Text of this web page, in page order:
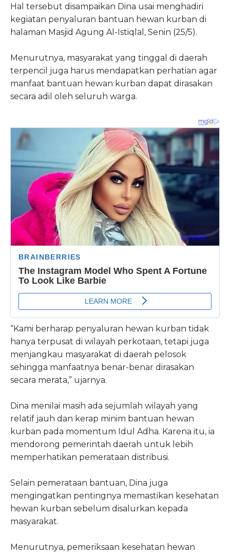
Hal tersebut disampaikan Dina usai menghadiri
kegiatan penyaluran bantuan hewan kurban di
halaman Masjid Agung Al-Istiqlal, Senin (25/5).
Menurutnya, masyarakat yang tinggal di daerah
terpencil juga harus mendapatkan perhatian agar
manfaat bantuan hewan kurban dapat dirasakan
secara adil oleh seluruh warga.
“Kami berharap penyaluran hewan kurban tidak
hanya terpusat di wilayah perkotaan, tetapi juga
menjangkau masyarakat di daerah pelosok
sehingga manfaatnya benar-benar dirasakan
secara merata,” ujarnya.
Dina menilai masih ada sejumlah wilayah yang
relatif jauh dan kerap minim bantuan hewan
kurban pada momentum Idul Adha. Karena itu, ia
mendorong pemerintah daerah untuk lebih
memperhatikan pemerataan distribusi.
Selain pemerataan bantuan, Dina juga
mengingatkan pentingnya memastikan kesehatan
hewan kurban sebelum disalurkan kepada
masyarakat.
Menurutnya, pemeriksaan kesehatan hewan